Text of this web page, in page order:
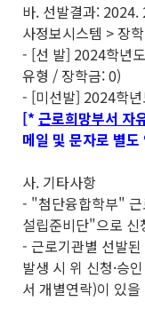
바. 선발결과:
사정보시스템 > 장
- [선 발] 2024학년
유형 / 장학금: 0)
- [미선발] 2024학
[*근로희망부서 자
메일 및 문자로 별
사. 기타사항
- "첨단융합학부"
설립준비단"으로 신
- 근로기관별 선발
발생 시 위 신청·승
서 개별연락)이 있을